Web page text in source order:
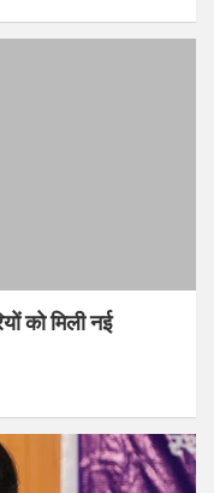
को मिली नई